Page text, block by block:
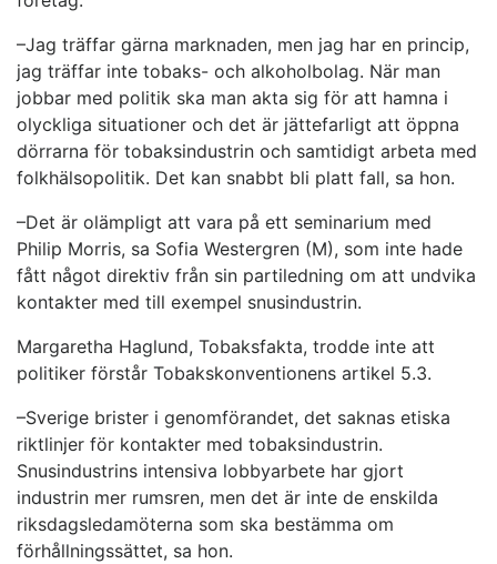
–Jag träffar gärna marknaden, men jag har en princip,
jag träffar inte tobaks- och alkoholbolag. När man
jobbar med politik ska man akta sig för att hamna i
olyckliga situationer och det är jättefarligt att öppna
dörrarna för tobaksindustrin och samtidigt arbeta med
folkhälsopolitik. Det kan snabbt bli platt fall, sa hon.
–Det är olämpligt att vara på ett seminarium med
Philip Morris, sa Sofia Westergren (M), som inte hade
fått något direktiv från sin partiledning om att undvika
kontakter med till exempel snusindustrin.
Margaretha Haglund, Tobaksfakta, trodde inte att
politiker förstår Tobakskonventionens artikel 5.3.
–Sverige brister i genomförandet, det saknas etiska
riktlinjer för kontakter med tobaksindustrin.
Snusindustrins intensiva lobbyarbete har gjort
industrin mer rumsren, men det är inte de enskilda
riksdagsledamöterna som ska bestämma om
förhållningssättet, sa hon.